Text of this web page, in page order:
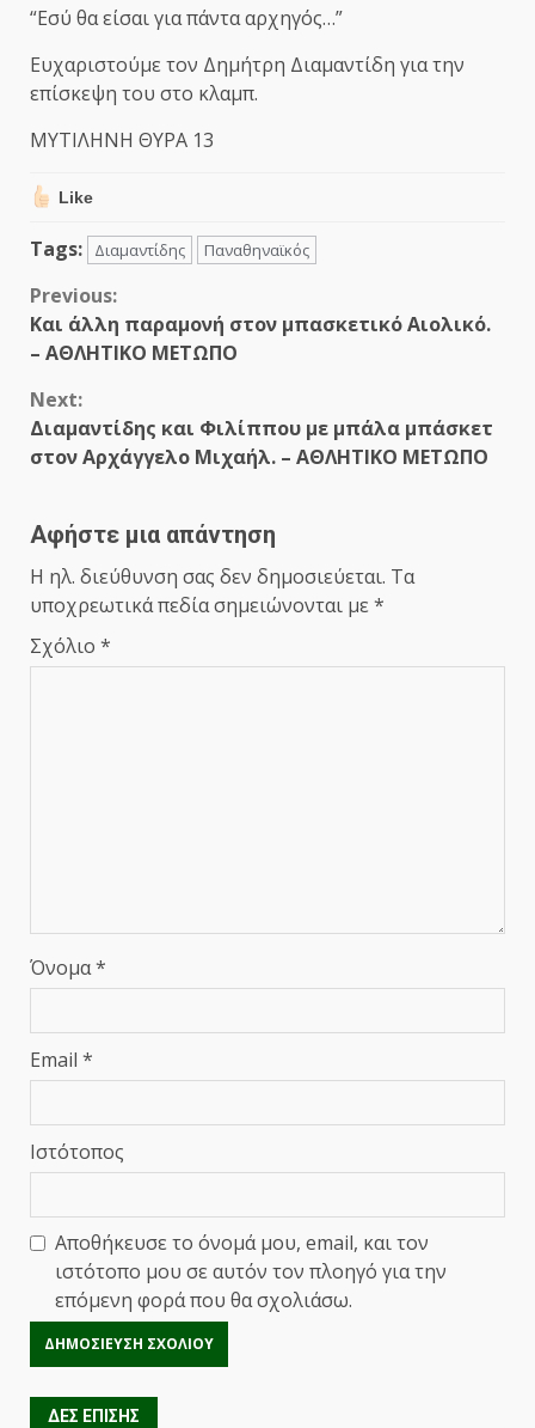
“Εσύ θα είσαι για πάντα αρχηγός…”
Ευχαριστούμε τον Δημήτρη Διαμαντίδη για την
επίσκεψη του στο κλαμπ.
ΜΥΤΙΛΗΝΗ ΘΥΡΑ 13
Like
Tags: Διαμαντίδης Παναθηναϊκός
Continue
Reading
Previous:
Και άλλη παραμονή στον μπασκετικό Αιολικό.
– ΑΘΛΗΤΙΚΟ ΜΕΤΩΠΟ
Next:
Διαμαντίδης και Φιλίππου με μπάλα μπάσκετ
στον Αρχάγγελο Μιχαήλ. – ΑΘΛΗΤΙΚΟ ΜΕΤΩΠΟ
Αφήστε μια απάντηση
Η ηλ. διεύθυνση σας δεν δημοσιεύεται. Τα
υποχρεωτικά πεδία σημειώνονται με *
Σχόλιο *
Όνομα*
Email *
Ιστότοπος
Αποθήκευσε το όνομά μου, email, και τον
ιστότοπο μου σε αυτόν τον πλοηγό για την
επόμενη φορά που θα σχολιάσω.
ΔΕΣ ΕΠΙΣΗΣ